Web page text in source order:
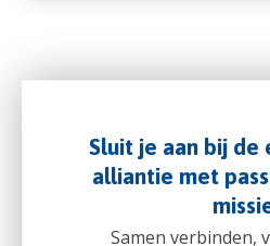
Sluit je aan bij de
alliantie met
Samen verbinden,